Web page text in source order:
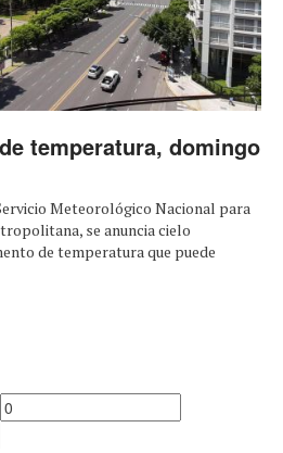
temperatura, domingo
Meteorológico Nacional para
se anuncia cielo
de temperatura que puede